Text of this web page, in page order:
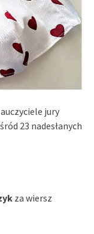
jury
23 nadesłanych
za wiersz